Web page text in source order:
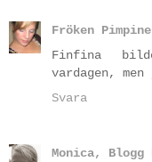
Fröken
Finfina
vardagen,
Svara
Monica, Blogg